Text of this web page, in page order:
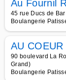
Au Fournil
45 rue Ducs de
Boulangerie
AU COEUR
90 boulevard La
Grand)
Boulangerie